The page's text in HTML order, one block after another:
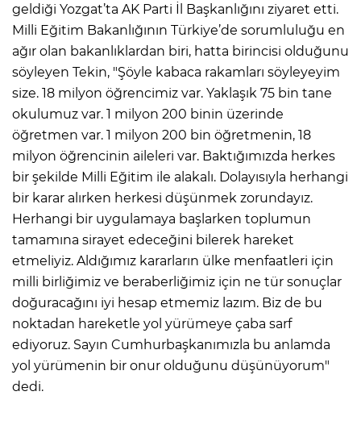
geldiği Yozgat’ta AK Parti İl Başkanlığını ziyaret etti.
Milli Eğitim Bakanlığının Türkiye’de sorumluluğu en
ağır olan bakanlıklardan biri, hatta birincisi olduğunu
söyleyen Tekin, "Şöyle kabaca rakamları söyleyeyim
size. 18 milyon öğrencimiz var. Yaklaşık 75 bin tane
okulumuz var. 1 milyon 200 binin üzerinde
öğretmen var. 1 milyon 200 bin öğretmenin, 18
milyon öğrencinin aileleri var. Baktığımızda herkes
bir şekilde Milli Eğitim ile alakalı. Dolayısıyla herhangi
bir karar alırken herkesi düşünmek zorundayız.
Herhangi bir uygulamaya başlarken toplumun
tamamına sirayet edeceğini bilerek hareket
etmeliyiz. Aldığımız kararların ülke menfaatleri için
milli birliğimiz ve beraberliğimiz için ne tür sonuçlar
doğuracağını iyi hesap etmemiz lazım. Biz de bu
noktadan hareketle yol yürümeye çaba sarf
ediyoruz. Sayın Cumhurbaşkanımızla bu anlamda
yol yürümenin bir onur olduğunu düşünüyorum"
dedi.